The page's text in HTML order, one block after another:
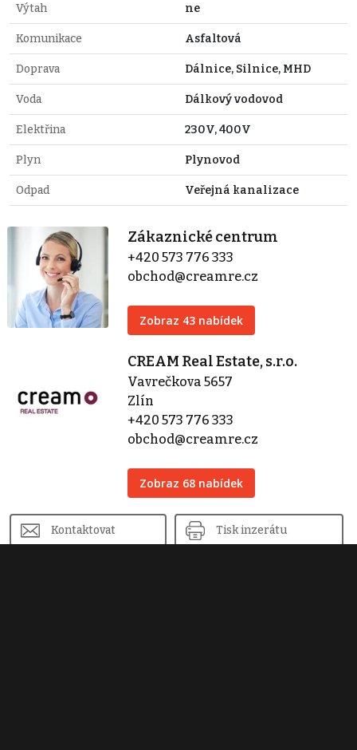
Výtah ne
Komunikace Asfaltová
Doprava Dálnice, Silnice, MHD
Voda Dálkový vodovod
Elektřina 230V, 400V
Plyn Plynovod
Odpad Veřejná kanalizace
Zákaznické centrum
+420 573 776 333
obchod@creamre.cz
Zobraz 43 nabídek
CREAM Real Estate, s.r.o.
Vavrečkova 5657
Zlín
+420 573 776 333
obchod@creamre.cz
Zobraz 68 nabídek
Kontaktovat Tisk inzerátu